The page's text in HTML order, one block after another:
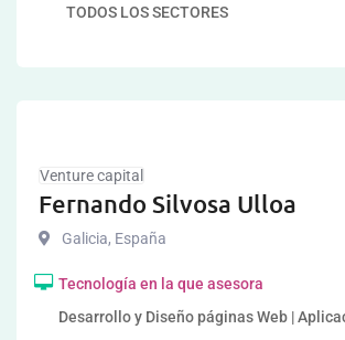
TODOS LOS SECTORES
Venture capital
Fernando Silvosa Ulloa
Galicia, España
Tecnología en la que asesora
Desarrollo y Diseño páginas Web |